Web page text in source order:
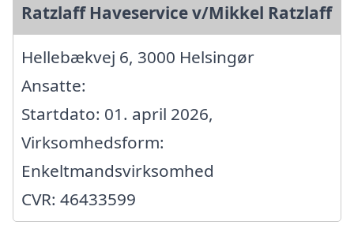
Ratzlaff Haveservice v/Mikkel Ratzlaff
Hellebækvej 6, 3000 Helsingør
Ansatte:
Startdato: 01. april 2026,
Virksomhedsform:
Enkeltmandsvirksomhed
CVR: 46433599